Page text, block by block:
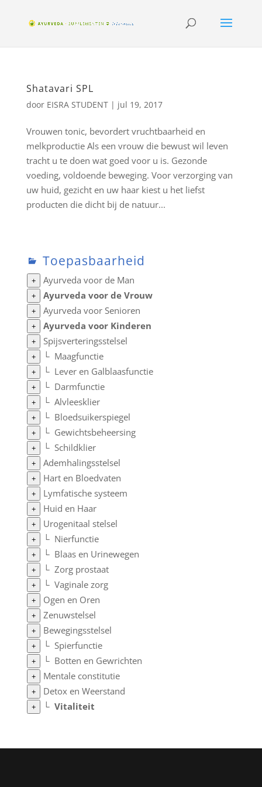
Shatavari SPL
door EISRA STUDENT| jul 19, 2017
Vrouwen tonic, bevordert vruchtbaarheid en
melkproductie Als een vrouw die bewust wil leven
tracht u te doen wat goed voor u is. Gezonde
voeding, voldoende beweging. Voor verzorging van
uw huid, gezicht en uw haar kiest u het liefst
producten die dicht bij de natuur...
Toepasbaarheid
+ Ayurveda voor de Man
+ Ayurveda voor de Vrouw
+ Ayurveda voor Senioren
+ Ayurveda voor Kinderen
+ Spijsverteringsstelsel
+ └ Maagfunctie
+ └ Lever en Galblaasfunctie
+ └ Darmfunctie
+ └ Alvleesklier
+ └ Bloedsuikerspiegel
+ └ Gewichtsbeheersing
+ └ Schildklier
+ Ademhalingsstelsel
+ Hart en Bloedvaten
+ Lymfatische systeem
+ Huid en Haar
+ Urogenitaal stelsel
+ └ Nierfunctie
+ └ Blaas en Urinewegen
+ └ Zorg prostaat
+ └ Vaginale zorg
+ Ogen en Oren
+ Zenuwstelsel
+ Bewegingsstelsel
+ └ Spierfunctie
+ └ Botten en Gewrichten
+ Mentale constitutie
+ Detox en Weerstand
+ └ Vitaliteit